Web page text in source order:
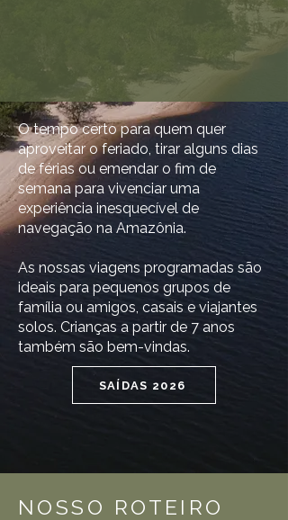
O tempo certo para quem quer
aproveitar o feriado, tirar alguns dias
de férias ou emendar o fim de
semana para vivenciar uma
experiência inesquecível de
navegação na Amazônia.
As nossas viagens programadas são
ideais para pequenos grupos de
família ou amigos, casais e viajantes
solos. Crianças a partir de 7 anos
também são bem-vindas.
SAÍDAS 2026
NOSSO ROTEIRO